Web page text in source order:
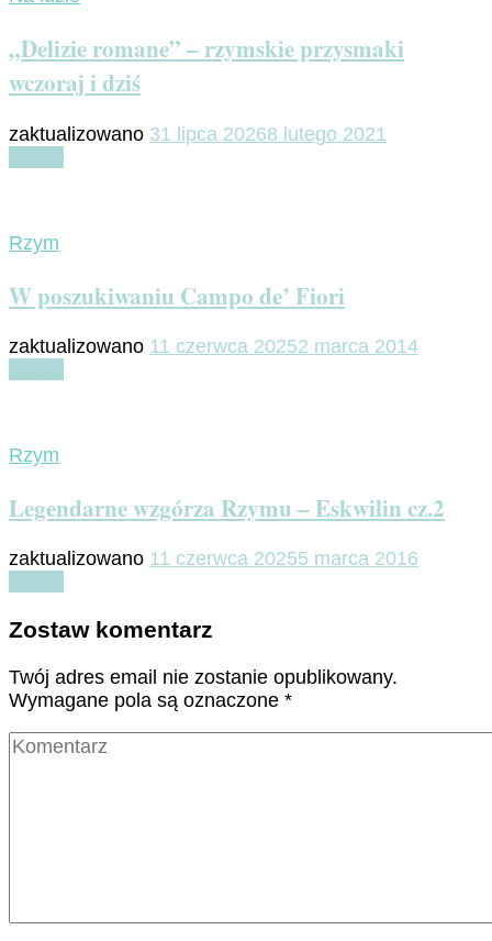
„Delizie romane” – rzymskie przysmaki
wczoraj i dziś
zaktualizowano 31 lipca 20268 lutego 2021
Rzym
W poszukiwaniu Campo de’ Fiori
zaktualizowano 11 czerwca 20252 marca 2014
Rzym
Legendarne wzgórza Rzymu – Eskwilin cz.2
zaktualizowano 11 czerwca 20255 marca 2016
Zostaw komentarz
Twój adres email nie zostanie opublikowany.
Wymagane pola są oznaczone *